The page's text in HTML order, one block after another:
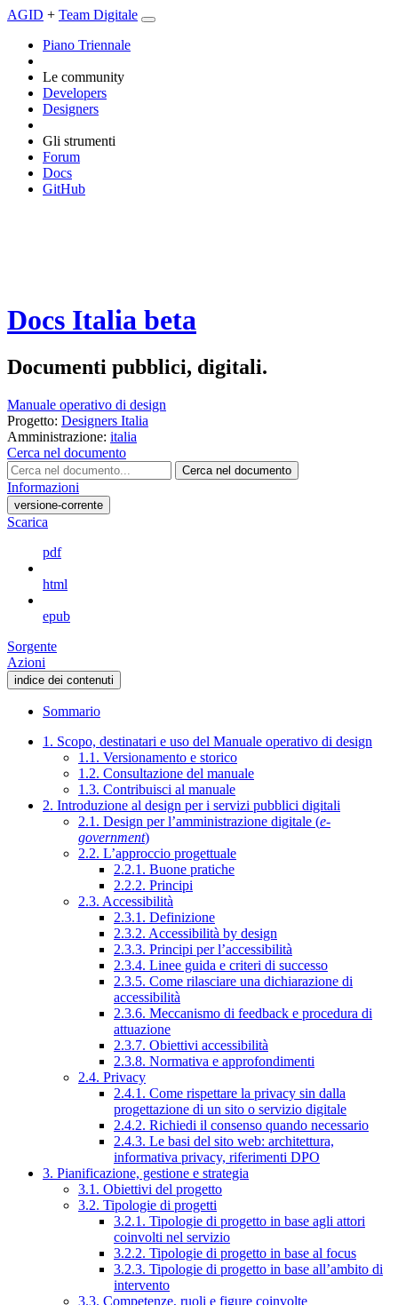
AGID + Team Digitale
Piano Triennale
Le community
Developers
Designers
Gli strumenti
Forum
Docs
GitHub
Docs Italia beta
Documenti pubblici, digitali.
Manuale operativo di design
Progetto: Designers Italia
Amministrazione: italia
Cerca nel documento
Cerca nel documento
Informazioni
versione-corrente
Scarica
pdf
html
epub
Sorgente
Azioni
indice dei contenuti
Sommario
1. Scopo, destinatari e uso del Manuale operativo di design
1.1. Versionamento e storico
1.2. Consultazione del manuale
1.3. Contribuisci al manuale
2. Introduzione al design per i servizi pubblici digitali
2.1. Design per l’amministrazione digitale (e-
government)
2.2. L’approccio progettuale
2.2.1. Buone pratiche
2.2.2. Principi
2.3. Accessibilità
2.3.1. Definizione
2.3.2. Accessibilità by design
2.3.3. Principi per l’accessibilità
2.3.4. Linee guida e criteri di successo
2.3.5. Come rilasciare una dichiarazione di
accessibilità
2.3.6. Meccanismo di feedback e procedura di
attuazione
2.3.7. Obiettivi accessibilità
2.3.8. Normativa e approfondimenti
2.4. Privacy
2.4.1. Come rispettare la privacy sin dalla
progettazione di un sito o servizio digitale
2.4.2. Richiedi il consenso quando necessario
2.4.3. Le basi del sito web: architettura,
informativa privacy, riferimenti DPO
3. Pianificazione, gestione e strategia
3.1. Obiettivi del progetto
3.2. Tipologie di progetti
3.2.1. Tipologie di progetto in base agli attori
coinvolti nel servizio
3.2.2. Tipologie di progetto in base al focus
3.2.3. Tipologie di progetto in base all’ambito di
intervento
3.3. Competenze, ruoli e figure coinvolte